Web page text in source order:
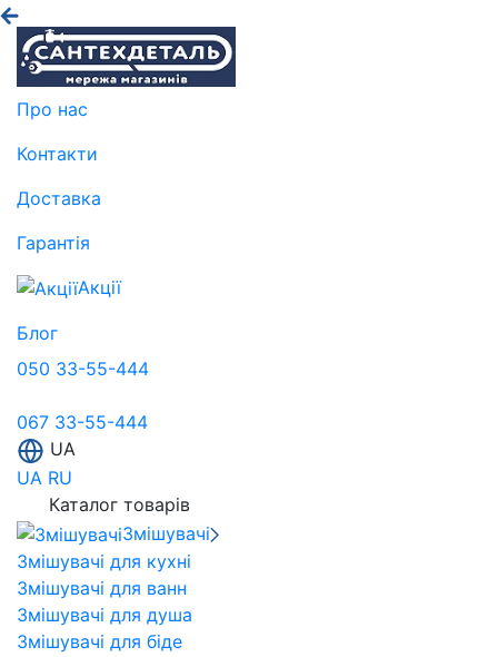
Про нас
Контакти
Доставка
Гарантія
Акції
Блог
050 33-55-444
067 33-55-444
UA
UA RU
Каталог товарів
Змішувачі
Змішувачі для кухні
Змішувачі для ванн
Змішувачі для душа
Змішувачі для біде